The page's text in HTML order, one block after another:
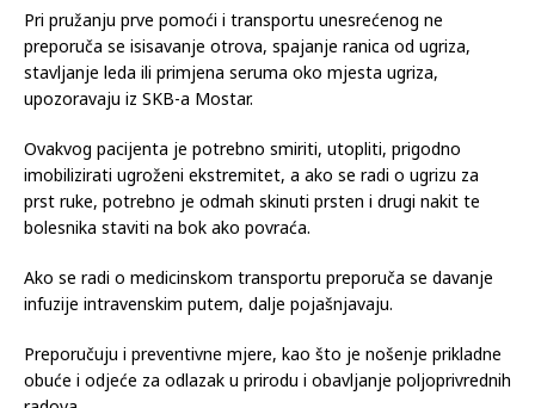
Pri pružanju prve pomoći i transportu unesrećenog ne
preporuča se isisavanje otrova, spajanje ranica od ugriza,
stavljanje leda ili primjena seruma oko mjesta ugriza,
upozoravaju iz SKB-a Mostar.
Ovakvog pacijenta je potrebno smiriti, utopliti, prigodno
imobilizirati ugroženi ekstremitet, a ako se radi o ugrizu za
prst ruke, potrebno je odmah skinuti prsten i drugi nakit te
bolesnika staviti na bok ako povraća.
Ako se radi o medicinskom transportu preporuča se davanje
infuzije intravenskim putem, dalje pojašnjavaju.
Preporučuju i preventivne mjere, kao što je nošenje prikladne
obuće i odjeće za odlazak u prirodu i obavljanje poljoprivrednih